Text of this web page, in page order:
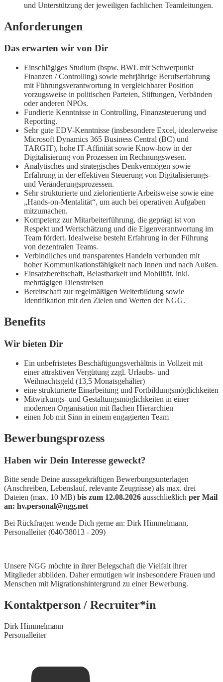
und Unterstützung der jeweiligen fachlichen Teamleitungen.
Anforderungen
Das erwarten wir von Dir
Einschlägiges Studium (bspw. BWL mit Schwerpunkt
Finanzen / Controlling) sowie mehrjährige Berufserfahrung
mit Führungsverantwortung in vergleichbarer Position
vorzugsweise in politischen Parteien, Stiftungen, Verbänden
oder anderen NPOs.
Fundierte Kenntnisse in Controlling, Finanzsteuerung und
Reporting.
Sehr gute EDV-Kenntnisse (insbesondere Excel, idealerweise
Microsoft Dynamics 365 Business Central (BC) und
TARGIT), hohe IT-Affinität sowie Know-how in der
Digitalisierung von Prozessen im Rechnungswesen.
Analytisches und strategisches Denkvermögen sowie
Erfahrung in der effektiven Steuerung von Digitalisierungs-
und Veränderungsprozessen.
Sehr strukturierte und zielorientierte Arbeitsweise sowie eine
„Hands-on-Mentalität“, um auch bei operativen Aufgaben
mitzumachen.
Kompetenz zur Mitarbeiterführung, die geprägt ist von
Respekt und Wertschätzung und die Eigenverantwortung im
Team fördert. Idealweise besteht Erfahrung in der Führung
von dezentralen Teams.
Verbindliches und transparentes Handeln verbunden mit
hoher Kommunikationsfähigkeit nach Innen und nach Außen.
Einsatzbereitschaft, Belastbarkeit und Mobilität, inkl.
mehrtägigen Dienstreisen
Bereitschaft zur regelmäßigen Weiterbildung sowie
Identifikation mit den Zielen und Werten der NGG.
Benefits
Wir bieten Dir
Ein unbefristetes Beschäftigungsverhältnis in Vollzeit mit
einer attraktiven Vergütung zzgl. Urlaubs- und
Weihnachtsgeld (13,5 Monatsgehälter)
eine strukturierte Einarbeitung und Fortbildungsmöglichkeiten
Mitwirkungs- und Gestaltungsmöglichkeiten in einer
modernen Organisation mit flachen Hierarchien
einen Job mit Sinn in einem engagierten Team
Bewerbungsprozess
Haben wir Dein Interesse geweckt?
Bitte sende Deine aussagekräftigen Bewerbungsunterlagen
(Anschreiben, Lebenslauf, relevante Zeugnisse) als max. drei
Dateien (max. 10 MB) bis zum 12.08.2026 ausschließlich per Mail
an: hv.personal@ngg.net
Bei Rückfragen wende Dich gerne an: Dirk Himmelmann,
Personalleiter (040/38013 - 209)
Unsere NGG möchte in ihrer Belegschaft die Vielfalt ihrer
Mitglieder abbilden. Daher ermutigen wir insbesondere Frauen und
Menschen mit Migrationshintergrund zu einer Bewerbung.
Kontaktperson / Recruiter*in
Dirk Himmelmann
Personalleiter